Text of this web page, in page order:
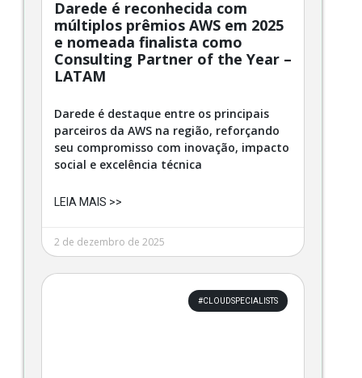
Darede é reconhecida com
múltiplos prêmios AWS em 2025
e nomeada finalista como
Consulting Partner of the Year –
LATAM
Darede é destaque entre os principais
parceiros da AWS na região, reforçando
seu compromisso com inovação, impacto
social e excelência técnica
LEIA MAIS >>
2 de dezembro de 2025
#CLOUDSPECIALISTS